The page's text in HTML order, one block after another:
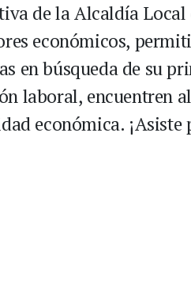
de la Alcaldía
económicos,
en búsqueda de su
laboral, encuentren
económica.